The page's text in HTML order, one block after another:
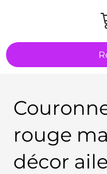
rouge
décor